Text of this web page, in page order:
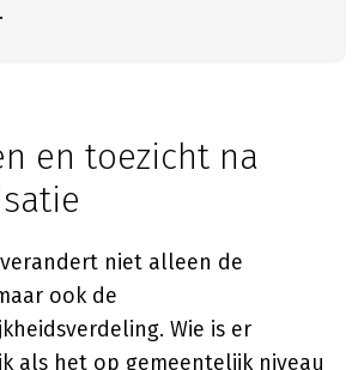
en toezicht na
niet alleen de
ook de
Wie is er
als het op gemeentelijk niveau